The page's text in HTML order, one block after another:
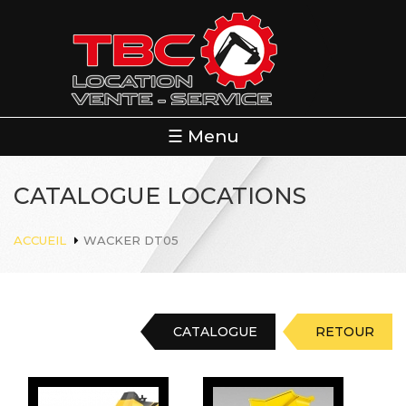
☰ Menu
CATALOGUE LOCATIONS
ACCUEIL WACKER DT05
CATALOGUE RETOUR